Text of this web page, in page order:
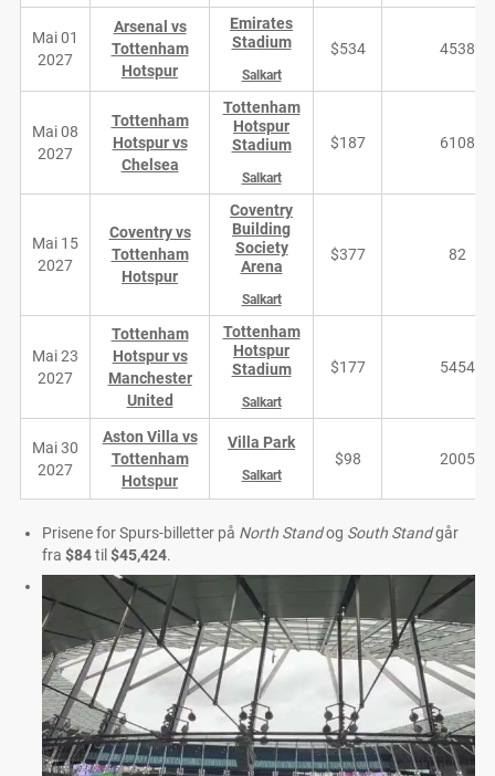
Mai 01
2027
Arsenal vs
Tottenham
Hotspur
Emirates
Stadium
Salkart
$534 4538
Mai 08
2027
Tottenham
Hotspur vs
Chelsea
Tottenham
Hotspur
Stadium
Salkart
$187 6108
Mai 15
2027
Coventry vs
Tottenham
Hotspur
Coventry
Building
Society
Arena
Salkart
$377 82
Mai 23
2027
Tottenham
Hotspur vs
Manchester
United
Tottenham
Hotspur
Stadium
Salkart
$177 5454
Mai 30
2027
Aston Villa vs
Tottenham
Hotspur
Villa Park
Salkart
$98 2005
Prisene for Spurs-billetter på North Standog South Standgår
fra $84til $45,424.